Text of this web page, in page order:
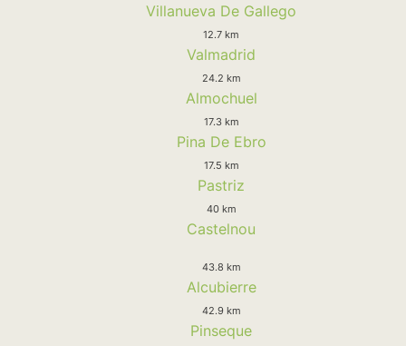
Villanueva De Gallego
12.7 km
Valmadrid
24.2 km
Almochuel
17.3 km
Pina De Ebro
17.5 km
Pastriz
40 km
Castelnou
43.8 km
Alcubierre
42.9 km
Pinseque